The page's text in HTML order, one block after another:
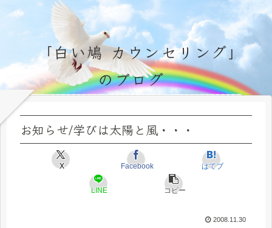
「白い鳩 カウンセリング」
のブログ
お知らせ/学びは太陽と風・・・
X Facebook はてブ
LINE コピー
2008.11.30